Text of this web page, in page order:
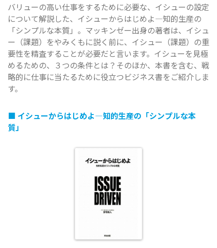
バリューの高い仕事をするために必要な、イシューの設定
について解説した、イシューからはじめよ―知的生産の
「シンプルな本質」。マッキンゼー出身の著者は、イシュ
ー（課題）をやみくもに説く前に、イシュー（課題）の重
要性を精査することが必要だと言います。イシューを見極
めるための、３つの条件とは？そのほか、本書を含む、戦
略的に仕事に当たるために役立つビジネス書をご紹介しま
す。
イシューからはじめよ―知的生産の「シンプルな本
質」